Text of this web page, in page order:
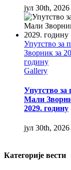
јул 30th, 2026
Упутство за
Зворник за
годину
Gallery
Упутство
Мали
2029. годину
јул 30th, 2026
Категорије вести